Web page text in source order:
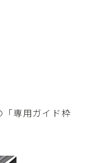
専用ガイド枠